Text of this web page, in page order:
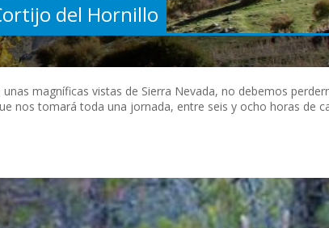
del Hornillo
magníficas vistas de Sierra Nevada, no debemos
nos tomará toda una jornada, entre seis y ocho horas de